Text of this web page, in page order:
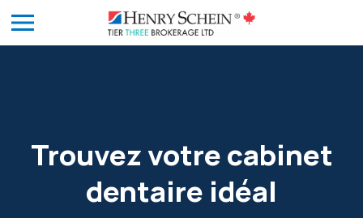
Trouvez votre cabinet
dentaire idéal